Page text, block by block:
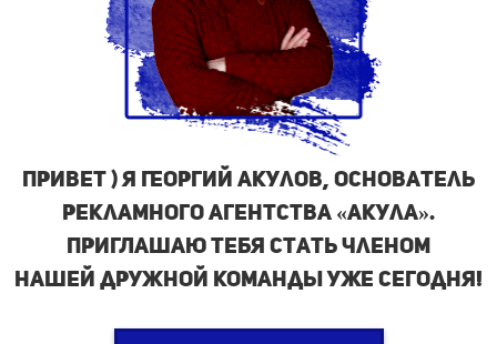
ПРИВЕТ ) Я Георгий Акулов, основатель
рекламного агентства «Акула».
ПРИГЛАШАЮ ТЕБЯ стать членом
нашей дружной команды уже сегодня!